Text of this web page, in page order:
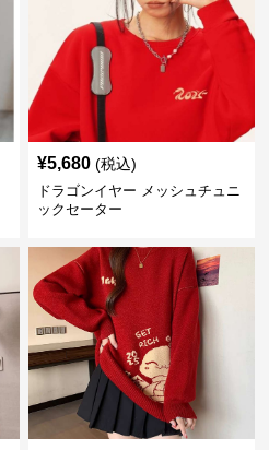
¥5,680 (税込)
ドラゴンイヤー メッシュチュニ
ックセーター